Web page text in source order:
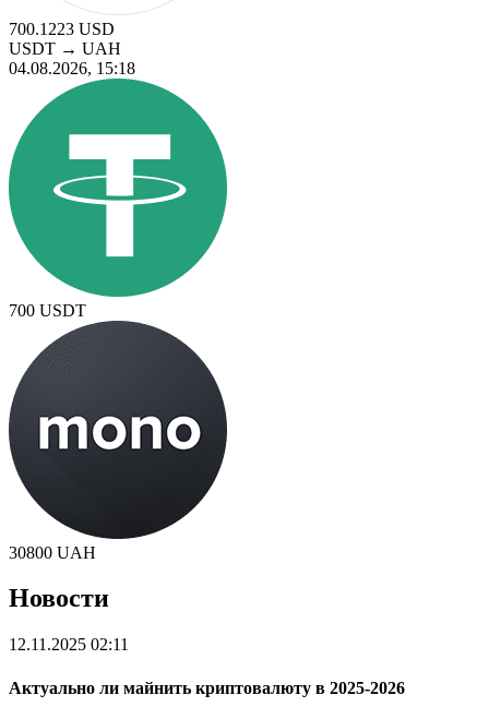
700.1223 USD
USDT → UAH
04.08.2026, 15:18
700 USDT
30800 UAH
Новости
12.11.2025 02:11
Актуально ли майнить криптовалюту в 2025-2026